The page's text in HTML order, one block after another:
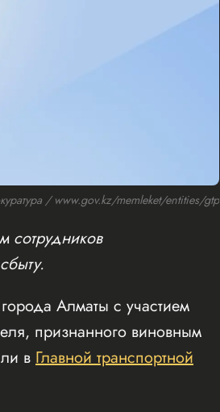
/ www.gov.kz/memleket/entities/gtp
сотрудников
Алматы с участием
признанного виновным
в Главной транспортной